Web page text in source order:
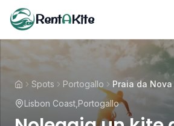
RentAKite
Spots Portogallo
Praia da
Lisbon Coast Portogallo